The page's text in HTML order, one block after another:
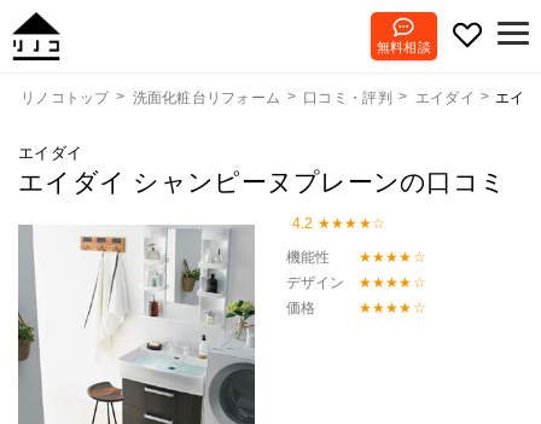
無料相談
リノコトップ 洗面化粧台リフォーム 口コミ・評判 エイダイ エイ
エイダイ
エイダイ シャンピーヌプレーンの口コミ
4.2
機能性
デザイン
価格